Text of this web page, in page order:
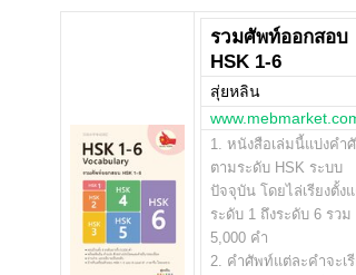
รวมศัพท์ออกสอบ
HSK 1-6
สุ่ยหลิน
1. หนังสือเล่มนี้แบ่งคำ
ตามระดับ HSK ระบบ
ปัจจุบัน โดยไล่เรียงตั้ง
ระดับ 1 ถึงระดับ 6 รวม
5,000 คำ
2. คำศัพท์แต่ละคำจะเรี